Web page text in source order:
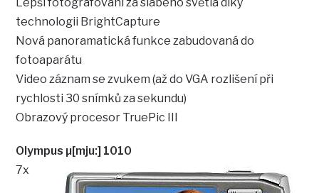
Lepší fotografování za slabého světla díky
technologii BrightCapture
Nová panoramatická funkce zabudovaná do
fotoaparátu
Video záznam se zvukem (až do VGA rozlišení při
rychlosti 30 snímků za sekundu)
Obrazový procesor TruePic III
Olympus µ[mju:] 1010
7x